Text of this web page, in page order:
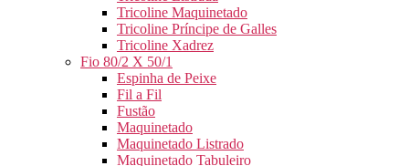
Tricoline Maquinetado
Tricoline Príncipe de Galles
Tricoline Xadrez
Fio 80/2 X 50/1
Espinha de Peixe
Fil a Fil
Fustão
Maquinetado
Maquinetado Listrado
Maquinetado Tabuleiro